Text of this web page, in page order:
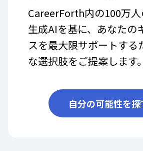
CareerForth内の100万
生成AIを基に、あなたの
スを最大限サポートする
な選択肢をご提案します。
自分の可能性を探